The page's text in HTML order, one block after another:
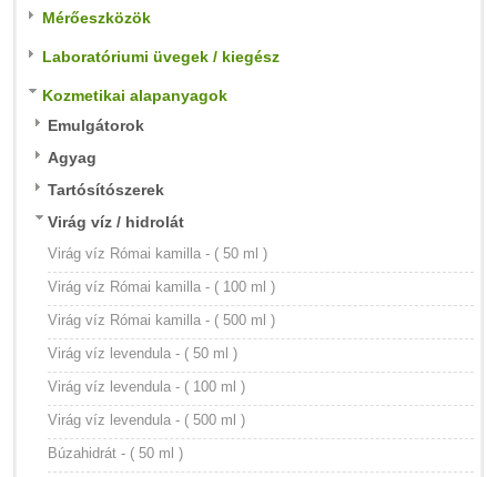
Mérőeszközök
Laboratóriumi üvegek / kiegész
Kozmetikai alapanyagok
Emulgátorok
Agyag
Tartósítószerek
Virág víz / hidrolát
Virág víz Római kamilla - ( 50 ml )
Virág víz Római kamilla - ( 100 ml )
Virág víz Római kamilla - ( 500 ml )
Virág víz levendula - ( 50 ml )
Virág víz levendula - ( 100 ml )
Virág víz levendula - ( 500 ml )
Búzahidrát - ( 50 ml )